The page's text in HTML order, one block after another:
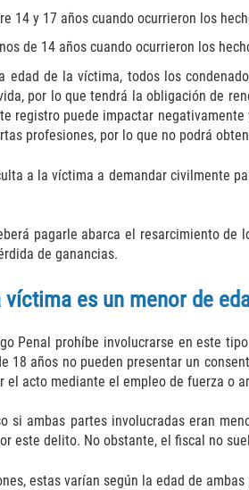
14 y 17 años cuando ocurrieron los
de 14 años cuando ocurrieron los
edad de la víctima, todos los
por lo que tendrá la obligación de
registro puede impactar
profesiones, por lo que no podrá
a la víctima a demandar civilmente
pagarle abarca el resarcimiento
de ganancias.
es un menor de
Penal prohíbe involucrarse en este
18 años no pueden presentar un
el acto mediante el empleo de fuerza o
si ambas partes involucradas eran
este delito. No obstante, el fiscal no
estas varían según la edad de